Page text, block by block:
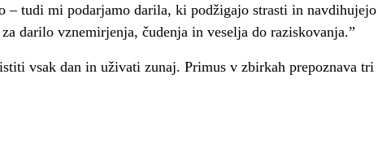
tudi mi podarjamo darila, ki podžigajo strasti in
darilo vznemirjenja, čudenja in veselja do raziskovanja.”
vsak dan in uživati zunaj. Primus v zbirkah prepoznava